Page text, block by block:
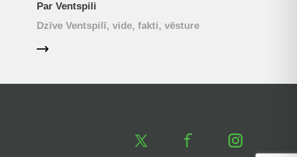
Par Ventspili
Dzīve Ventspilī, vide, fakti, vēsture